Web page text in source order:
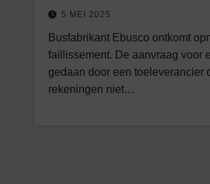
5 MEI 2025
Busfabrikant Ebusco ontkomt
faillissement. De aanvraag voor
gedaan door een toeleverancier
rekeningen niet…